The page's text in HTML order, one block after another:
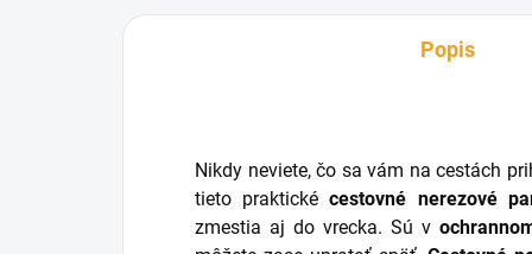
Popis
Nikdy neviete, čo sa vám na cestách
tieto praktickécestovné nerezové
zmestia aj do vrecka. Sú v